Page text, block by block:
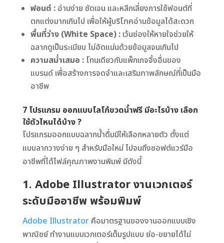
ฟอนต์ :อ่านง่าย ชัดเจน และหลีกเลี่ยงการใช้ฟอนต์ที่
ตกแต่งมากเกินไป เพื่อให้ผู้บริโภคอ่านข้อมูลได้สะดวก
พื้นที่ว่าง (White Space) :เว้นช่องให้หายใจช่วยให้
ฉลากดูเป็นระเบียบ ไม่อัดแน่นด้วยข้อมูลจนเกินไป
ความสม่ำเสมอ : โทนเดียวกับแพ็กเกจจิ้งอื่นของ
แบรนด์ เพื่อสร้างการจดจำและเสริมภาพลักษณ์ที่เป็นมือ
อาชีพ
7 โปรแกรม ออกแบบโลโก้ขวดน้ำฟรี มีอะไรบ้าง เลือก
ใช้ตัวไหนได้บ้าง ?
โปรแกรมออกแบบฉลากน้ำดื่มมีให้เลือกหลายตัว ตั้งแต่
แบบลากวางง่าย ๆ สำหรับมือใหม่ ไปจนถึงซอฟต์แวร์มือ
อาชีพที่ได้ไฟล์คุณภาพงานพิมพ์ มีดังนี้
1. Adobe Illustrator งานเวกเตอร์
ระดับมืออาชีพ พร้อมพิมพ์
Adobe Illustratorคือมาตรฐานของงานออกแบบเชิง
พาณิชย์ ทำงานแบบเวกเตอร์เต็มรูปแบบ ย่อ-ขยายได้ไม่